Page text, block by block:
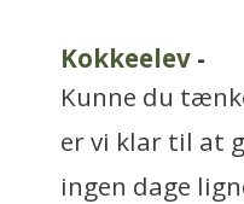
Kokkeelev -
Kunne du
er vi klar til at
ingen dage